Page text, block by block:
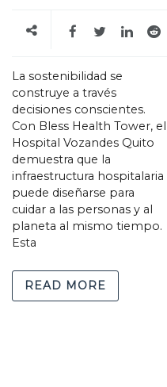
La sostenibilidad se
construye a través
decisiones conscientes.
Con Bless Health Tower, el
Hospital Vozandes Quito
demuestra que la
infraestructura hospitalaria
puede diseñarse para
cuidar a las personas y al
planeta al mismo tiempo.
Esta
READ MORE